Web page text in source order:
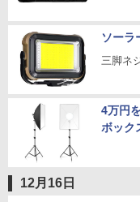
ソーラ
三脚ネ
4万円
ボック
12月16日